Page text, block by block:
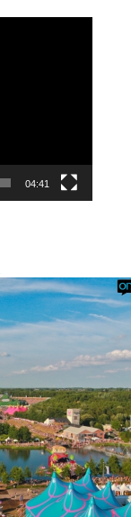
04:41